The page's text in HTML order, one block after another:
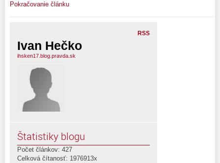
Pokračovanie článku
RSS
Ivan Hečko
ihsken17.blog.pravda.sk
Štatistiky blogu
Počet článkov: 427
Celková čítanosť: 1976913x